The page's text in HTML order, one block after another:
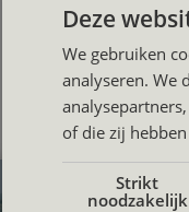
Deze
We gebruiken
analyseren. We
of die zij
Strikt
noodzakelijk